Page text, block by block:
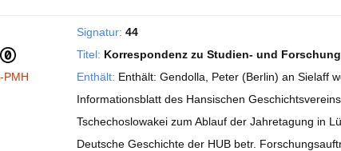
PMH
Signatur: 44
Titel: Korrespondenz zu Studien- und
Enthält: Enthält: Gendolla, Peter (Berlin) an Sielaff
Informationsblatt des Hansischen
Tschechoslowakei zum Ablauf der Jahretagung in
Deutsche Geschichte der HUB betr.